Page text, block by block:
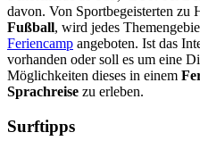
davon. Von Sportbegeisterten zu
Fußball, wird jedes
Feriencamp angeboten. Ist das
vorhanden oder soll es um eine
Möglichkeiten dieses in einem
Sprachreise zu erleben.
Surftipps